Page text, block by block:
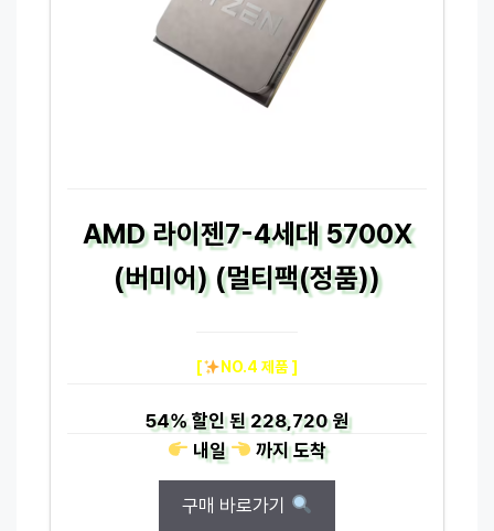
AMD 라이젠7-4세대 5700X
(버미어) (멀티팩(정품))
[ NO.4 제품 ]
54%할인 된228,720 원
내일
까지도착
구매 바로가기